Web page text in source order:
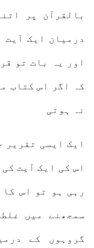
بالقرآن پر
اور یہ بات تو
کہ اگر اس کتاب
نہ ہوتی
ایک ایسی تقریر
اس کی ایک آیت
رہی ہو تو اس
سمجھنے میں
گروہوں کے